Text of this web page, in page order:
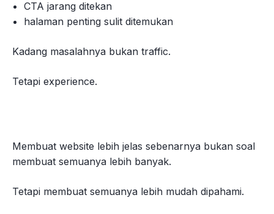
CTA jarang ditekan
halaman penting sulit ditemukan
Kadang masalahnya bukan traffic.
Tetapi experience.
Membuat website lebih jelas sebenarnya bukan soal
membuat semuanya lebih banyak.
Tetapi membuat semuanya lebih mudah dipahami.